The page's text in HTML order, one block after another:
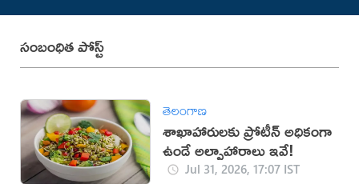
సంబంధిత పోస్ట్
తెలంగాణ
శాఖాహారులకు ప్రోటీన్ అధికంగా
ఉండే అల్పాహారాలు ఇవే!
Jul 31, 2026, 17:07 IST